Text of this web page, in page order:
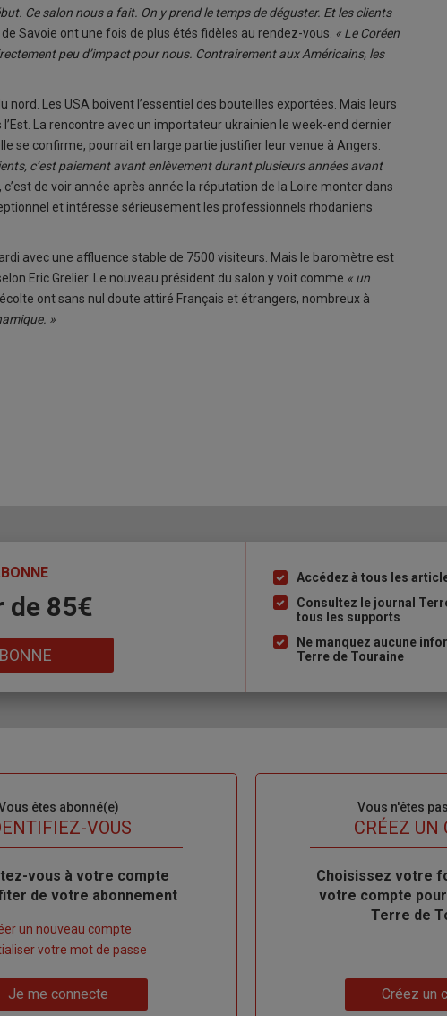
Ce salon nous a fait. On y prend le temps de déguster. Et les clients
Savoie ont une fois de plus étés fidèles au rendez-vous. « Le Coréen
peu d’impact pour nous. Contrairement aux Américains, les
nord. Les USA boivent l’essentiel des bouteilles exportées. Mais leurs
La rencontre avec un importateur ukrainien le week-end dernier
se confirme, pourrait en large partie justifier leur venue à Angers.
c’est paiement avant enlèvement durant plusieurs années avant
de voir année après année la réputation de la Loire monter dans
et intéresse sérieusement les professionnels rhodaniens
avec une affluence stable de 7500 visiteurs. Mais le baromètre est
Eric Grelier. Le nouveau président du salon y voit comme « un
ont sans nul doute attiré Français et étrangers, nombreux à
»
de 85€
Liste
à
puce
Accédez à tous les
Consultez le journal
tous les supports
Ne manquez aucune
Terre de Touraine
êtes abonné(e)
VOUS
vous à votre compte
de votre abonnement
un nouveau compte
votre mot de passe
Je me connecte
Vous n'êtes
TITRECRÉEZ UN
Body
Choisissez votre
votre compte
Terre de
Créez un